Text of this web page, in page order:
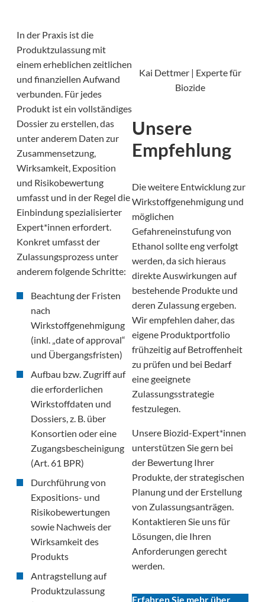
In der Praxis ist die
Produktzulassung mit
einem erheblichen zeitlichen
und finanziellen Aufwand
verbunden. Für jedes
Produkt ist ein vollständiges
Dossier zu erstellen, das
unter anderem Daten zur
Zusammensetzung,
Wirksamkeit, Exposition
und Risikobewertung
umfasst und in der Regel die
Einbindung spezialisierter
Expert*innen erfordert.
Konkret umfasst der
Zulassungsprozess unter
anderem folgende Schritte:
Beachtung der Fristen
nach
Wirkstoffgenehmigung
(inkl. „date of approval“
und Übergangsfristen)
Aufbau bzw. Zugriff auf
die erforderlichen
Wirkstoffdaten und
Dossiers, z. B. über
Konsortien oder eine
Zugangsbescheinigung
(Art. 61 BPR)
Durchführung von
Expositions- und
Risikobewertungen
sowie Nachweis der
Wirksamkeit des
Produkts
Antragstellung auf
Produktzulassung
Kai Dettmer | Experte für
Biozide
Unsere
Empfehlung
Die weitere Entwicklung zur
Wirkstoffgenehmigung und
möglichen
Gefahreneinstufung von
Ethanol sollte eng verfolgt
werden, da sich hieraus
direkte Auswirkungen auf
bestehende Produkte und
deren Zulassung ergeben.
Wir empfehlen daher, das
eigene Produktportfolio
frühzeitig auf Betroffenheit
zu prüfen und bei Bedarf
eine geeignete
Zulassungsstrategie
festzulegen.
Unsere Biozid-Expert*innen
unterstützen Sie gern bei
der Bewertung Ihrer
Produkte, der strategischen
Planung und der Erstellung
von Zulassungsanträgen.
Kontaktieren Sie uns für
Lösungen, die Ihren
Anforderungen gerecht
werden.
Erfahren Sie mehr über